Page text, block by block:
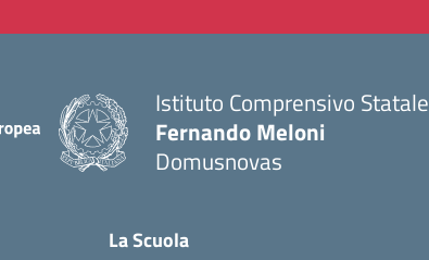
Istituto Comprensivo Statale
Fernando Meloni
Domusnovas
La Scuola